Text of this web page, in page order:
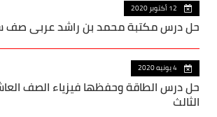
12 أكتوبر 2020
حل درس مكتبة محمد بن راشد عربي
4 يونيه 2020
حل درس الطاقة وحفظها فيزياء الصف
الثالث